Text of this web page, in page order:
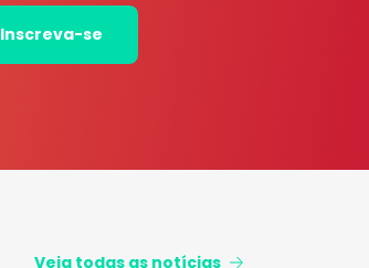
Inscreva-se
Veja todas as notícias